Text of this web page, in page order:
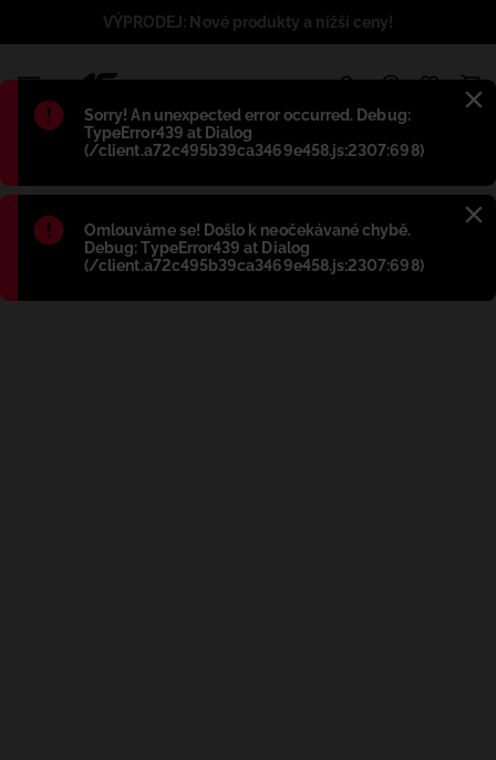
Błąd:
Sorry! An unexpected error occurred. Debug:
TypeError439 at Dialog
(/client.a72c495b39ca3469e458.js:2307:698)
Błąd:
Omlouváme se! Došlo k neočekávané chybě.
Debug: TypeError439 at Dialog
(/client.a72c495b39ca3469e458.js:2307:698)
VÝPRODEJ: Nové produkty a nižší ceny!